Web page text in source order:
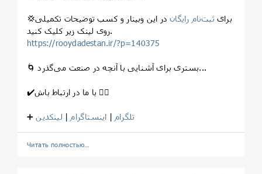
💢برای ثبت‌نام رایگاندر این وبینار و کسب توضیحات تکمیلی
روی لینک زیر کلیک کنید.
https://rooydadestan.ir/?p=140375
🌀 بستری برای آشنایی با آنچه در صنعت می‌گذرد...
✔️با ما در ارتباط باش 👇🏻
➕ تلگرام | اینستاگرام | لینکدین
Читать полностью…